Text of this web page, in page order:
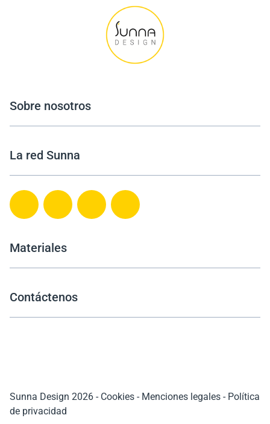
Sobre nosotros
La red Sunna
Materiales
Contáctenos
Sunna Design 2026 - Cookies - Menciones legales - Política
de privacidad